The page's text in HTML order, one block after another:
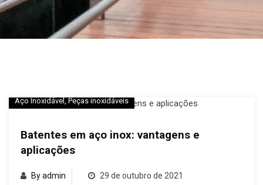
Aço Inoxidável Peças inoxidáveis
Batentes em aço inox: vantagens e
aplicações
By admin 29 de outubro de 2021